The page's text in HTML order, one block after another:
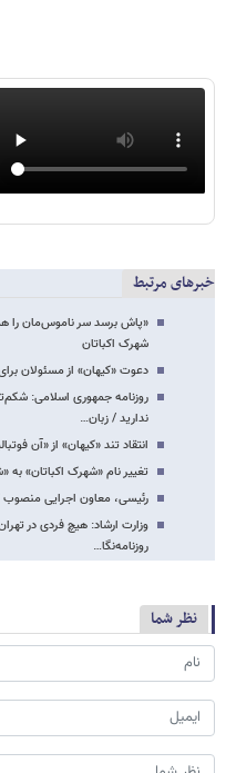
خبرهای مرتبط
«پاش برسد سر ناموس‌مان را
شهرک اکباتان
دعوت «کیهان» از مسئولان
روزنامه جمهوری اسلامی:
ندارید / زبان…
انتقاد تند «کیهان» از «آن
تغییر نام «شهرک اکباتان»
رئیسی، معاون اجرایی منصوب
روزنامه‌نگا…
نظر شما